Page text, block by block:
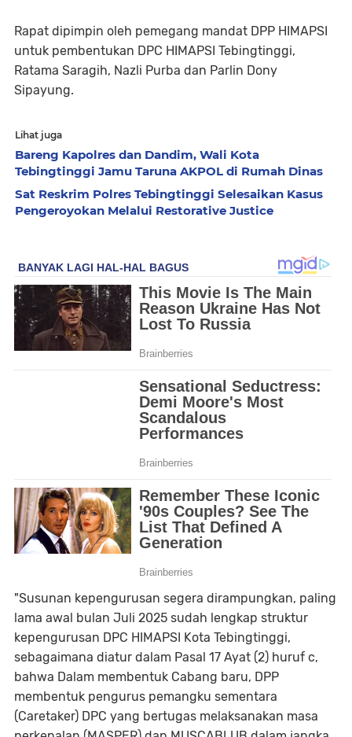
Rapat dipimpin oleh pemegang mandat DPP HIMAPSI
untuk pembentukan DPC HIMAPSI Tebingtinggi,
Ratama Saragih, Nazli Purba dan Parlin Dony
Sipayung.
Lihat juga
Bareng Kapolres dan Dandim, Wali Kota
Tebingtinggi Jamu Taruna AKPOL di Rumah Dinas
Sat Reskrim Polres Tebingtinggi Selesaikan Kasus
Pengeroyokan Melalui Restorative Justice
"Susunan kepengurusan segera dirampungkan, paling
lama awal bulan Juli 2025 sudah lengkap struktur
kepengurusan DPC HIMAPSI Kota Tebingtinggi,
sebagaimana diatur dalam Pasal 17 Ayat (2) huruf c,
bahwa Dalam membentuk Cabang baru, DPP
membentuk pengurus pemangku sementara
(Caretaker) DPC yang bertugas melaksanakan masa